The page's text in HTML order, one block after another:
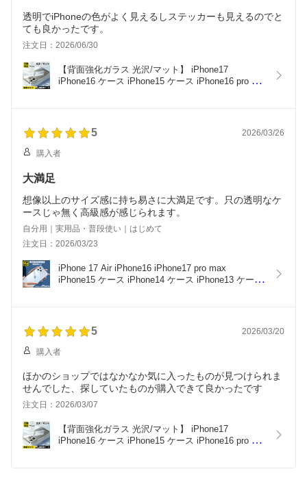
バー
衝撃
透明でiPhoneの色がよく見えるしステッカーも見えるのでと
ても良かったです。
注文日：2026/06/30
【背面強化ガラス 光沢/マット】 iPhone17
iPhone16 ケース iPhone15 ケース iPhone16 pro
iPhone 13 pro ケース 透明 カバー 耐衝撃
5 2026/03/26
購入者
大満足
想像以上のサイズ感に持ち易さに大満足です。只の透明なケ
ースじゃ無く高級感が感じられます。
自分用｜実用品・普段使い｜はじめて
注文日：2026/03/23
iPhone 17 Air iPhone16 iPhone17 pro max
iPhone15 ケース iPhone14 ケース iPhone13 ケース
13 11 pro ケース 透明 カバー
5 2026/03/20
購入者
ほかのショップではなかなか気に入ったものが見つけられま
せんでした、探していたものが購入できて良かったです
注文日：2026/03/07
【背面強化ガラス 光沢/マット】 iPhone17
iPhone16 ケース iPhone15 ケース iPhone16 pro